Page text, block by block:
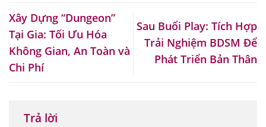
Xây Dựng “Dungeon”
Tại Gia: Tối Ưu Hóa
Không Gian, An Toàn và
Chi Phí
Sau Buổi Play: Tích Hợp
Trải Nghiệm BDSM Để
Phát Triển Bản Thân
Trả lời